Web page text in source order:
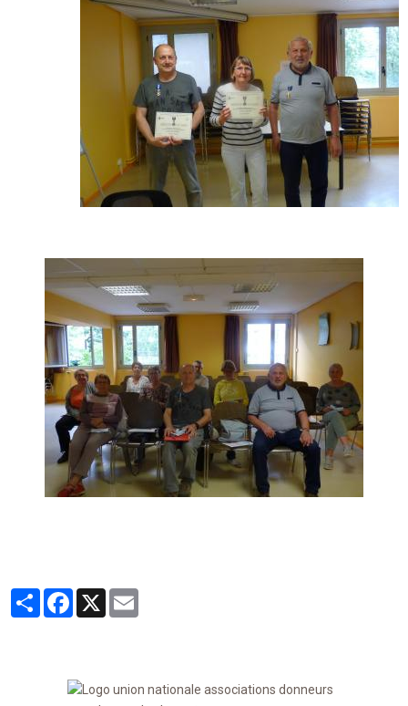
PartagerFacebook
X